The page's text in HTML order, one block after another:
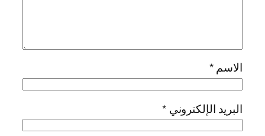
الاسم*
البريد الإلكتروني *